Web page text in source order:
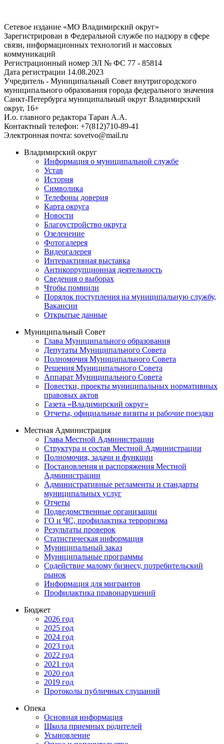
Сетевое издание «МО Владимирский округ»
Зарегистрирован в Федеральной службе по надзору в сфере
связи, информационных технологий и массовых
коммуникаций
Регистрационный номер ЭЛ № ФС 77 - 85814
Дата регистрации 14.08.2023
Учредитель - Муниципальный Совет внутригородского
муниципального образования города федерального значения
Санкт-Петербурга муниципальный округ Владимирский
округ, 16+
И.о. главного редактора Таран А.А.
Контактный телефон: +7(812)710-89-41
Электронная почта: sovetvo@mail.ru
Владимирский округ
Информация о муниципальной службе
Устав
История
Символика
Телефоны доверия
Карта округа
Новости
Благоустройство округа
Озеленение
Фотогалерея
Видеогалерея
Интерактивная выставка
Антикоррупционная деятельность
Сведения о выборах
Чтобы помнили
Порядок поступления на муниципальную службу,
Вакансии
Открытые данные
Муниципальный Совет
Глава Муниципального образования
Депутаты Муниципального Совета
Полномочия Муниципального Совета
Решения Муниципального Совета
Аппарат Муниципального Совета
Повестки, проекты муниципальных нормативных
правовых актов
Газета «Владимирский округ»
Отчеты, официальные визиты и рабочие поездки
Местная Администрация
Глава Местной Администрации
Структура и состав Местной Администрации
Полномочия, задачи и функции
Постановления и распоряжения Местной
Администрации
Административные регламенты и стандарты
муниципальных услуг
Отчеты
Подведомственные организации
ГО и ЧС, профилактика терроризма
Результаты проверок
Статистическая информация
Муниципальный заказ
Муниципальные программы
Содействие малому бизнесу, потребительский
рынок
Информация для мигрантов
Профилактика правонарушений
Бюджет
2026 год
2025 год
2024 год
2023 год
2022 год
2021 год
2020 год
2019 год
Протоколы публичных слушаний
Опека
Основная информация
Школа приемных родителей
Усыновление